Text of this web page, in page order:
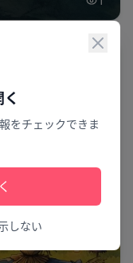
閉じ
をチェックできま
しない